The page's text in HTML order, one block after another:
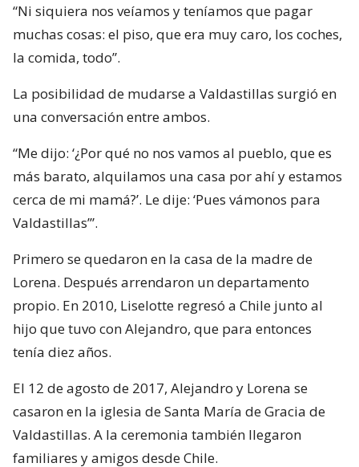
“Ni siquiera nos veíamos y teníamos que pagar
muchas cosas: el piso, que era muy caro, los coches,
la comida, todo”.
La posibilidad de mudarse a Valdastillas surgió en
una conversación entre ambos.
“Me dijo: ‘¿Por qué no nos vamos al pueblo, que es
más barato, alquilamos una casa por ahí y estamos
cerca de mi mamá?’. Le dije: ‘Pues vámonos para
Valdastillas’”.
Primero se quedaron en la casa de la madre de
Lorena. Después arrendaron un departamento
propio. En 2010, Liselotte regresó a Chile junto al
hijo que tuvo con Alejandro, que para entonces
tenía diez años.
El 12 de agosto de 2017, Alejandro y Lorena se
casaron en la iglesia de Santa María de Gracia de
Valdastillas. A la ceremonia también llegaron
familiares y amigos desde Chile.